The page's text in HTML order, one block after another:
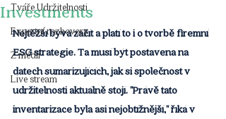
Tváře Udržitelnosti
Expertní rozhovory
Z médií
Live stream
Investments
Nejtěžší bývá začít a platí to i o tvorbě firemní
ESG strategie. Ta musí být postavena na
datech sumarizujících, jak si společnost v
udržitelnosti aktuálně stojí. "Právě tato
inventarizace byla asi nejobtížnější," říká v